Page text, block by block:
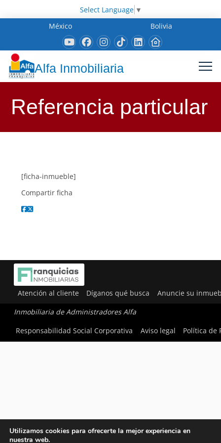
Select Language ▼
México
Bolivia
Alfa Inmobiliaria
Referencia particular
[ficha-inmueble]
Compartir ficha
Atención al cliente Díganos qué busca Anuncie su
Inmobiliaria de Administradores Alfa
Responsabilidad Social Corporativa
Aviso legal Política de
Utilizamos cookies para ofrecerte la mejor experiencia en
nuestra web.